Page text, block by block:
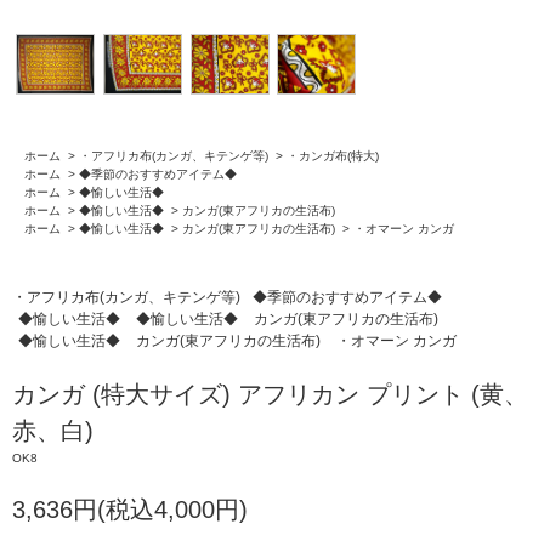
ホーム > ・アフリカ布(カンガ、キテンゲ等) >
・カンガ布(特大)
ホーム
> ◆季節のおすすめアイテム◆
ホーム
> ◆愉しい生活◆
ホーム
> ◆愉しい生活◆ > カンガ(東アフリカの生活布)
ホーム
> ◆愉しい生活◆ > カンガ(東アフリカの生活布) > ・オマーン カンガ
・アフリカ布(カンガ、キテンゲ等)
◆季節のおすすめアイテム◆
◆愉しい生活◆
◆愉しい生活◆
カンガ(東アフリカの生活布)
◆愉しい生活◆
カンガ(東アフリカの生活布) ・オマーン カンガ
カンガ (特大サイズ) アフリカン プリント (黄、
赤、白)
OK8
3,636円(税込4,000円)